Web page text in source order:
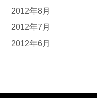
2012年8月
2012年7月
2012年6月